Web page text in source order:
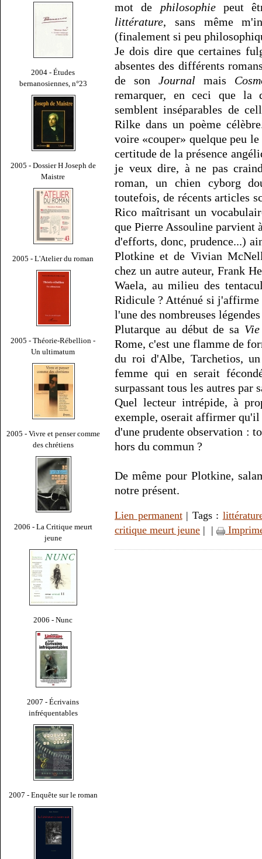
2004 - Études
bernanosiennes, n°23
2005 - Dossier H Joseph de
Maistre
2005 - L'Atelier du roman
2005 - Théorie-Rébellion -
Un ultimatum
2005 - Vivre et penser comme
des chrétiens
2006 - La Critique meurt
jeune
2006 - Nunc
2007 - Écrivains
infréquentables
2007 - Enquête sur le roman
mot de philosophiepeut
littérature, sans même
(finalement si peu
Je dois dire que certaines
absentes des différents
de sonJournal mais
remarquer, en ceci que la
semblent inséparables de
Rilke dans un poème
voire «couper» quelque peu
certitude de la présence
je veux dire, à ne pas
roman, un chien cyborg
toutefois, de récents articles
Rico maîtrisant un
que Pierre Assouline parvient
d'efforts, donc, prudence...)
Plotkine et de Vivian
chez un autre auteur, Frank
Waela, au milieu des
Ridicule ? Atténué si j'affirme
l'une des nombreuses
Plutarque au début de sa Vie
Rome, c'est une flamme de
du roi d'Albe, Tarchetios,
femme qui en serait
surpassant tous les autres par
Quel lecteur intrépide, à
exemple, oserait affirmer qu'il
d'une prudente observation :
hors du commun ?
De même pour Plotkine,
notre présent.
Lien permanent| Tags :
critique meurt jeune | |